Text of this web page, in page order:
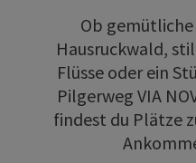
Ob
Hausruckwald,
Flüsse oder ein
Pilgerweg VIA
findest du Plätze